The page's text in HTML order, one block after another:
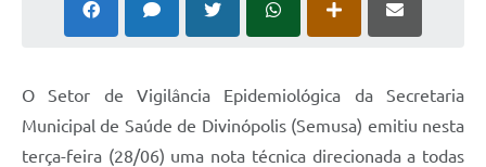
O Setor de Vigilância Epidemiológica da Secretaria
Municipal de Saúde de Divinópolis (Semusa) emitiu nesta
terça-feira (28/06) uma nota técnica direcionada a todas